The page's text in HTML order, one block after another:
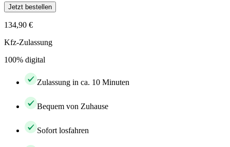
Jetzt bestellen
134,90 €
Kfz-Zulassung
100% digital
Zulassung in ca. 10 Minuten
Bequem von Zuhause
Sofort losfahren